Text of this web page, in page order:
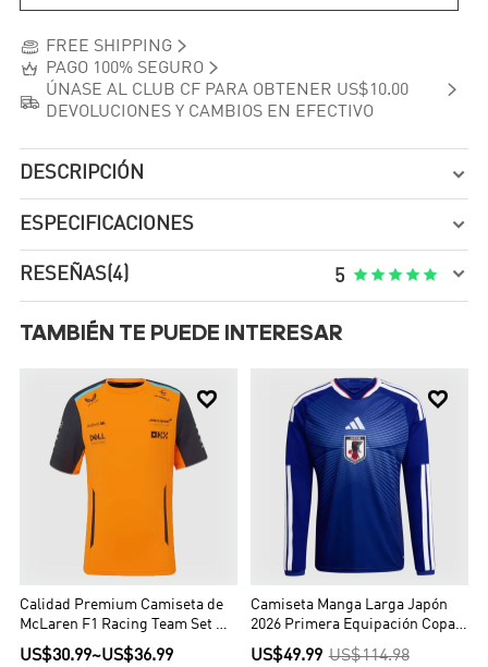
 FREE SHIPPING

PAGO 100% SEGURO

ÚNASE AL CLUB CF PARA OBTENER US$10.00
DEVOLUCIONES Y CAMBIOS EN EFECTIVO

DESCRIPCIÓN 
ESPECIFICACIONES 
RESEÑAS(4) 5      
TAMBIÉN TE PUEDE INTERESAR

Calidad Premium Camiseta de
McLaren F1 Racing Team Set Up
T-Shirt Orange Hombre Naranja
US$30.99~US$36.99

Camiseta Manga Larga Japón
2026 Primera Equipación Copa
del Mundo - Versión Hincha
US$49.99 US$114.98